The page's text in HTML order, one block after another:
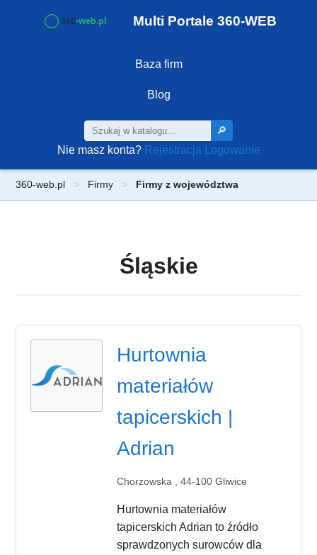
Multi Portale 360-WEB
Baza firm
Blog
🔎
Nie masz konta? Rejestracja Logowanie
360-web.pl Firmy Firmy z województwa
Śląskie
Hurtownia
materiałów
tapicerskich |
Adrian
Chorzowska , 44-100 Gliwice
Hurtownia materiałów
tapicerskich Adrian to źródło
sprawdzonych surowców dla